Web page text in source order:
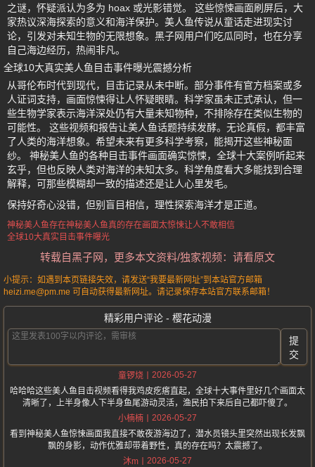
之谜，怀疑派认为多为 hoax 或光影错觉。 这些惊悚画面刷屏后，大
家热议深海探索的意义和海洋保护。美人鱼传说从童话走进现实讨
论，引发对未知生物的无限想象。黑子网用户们吃瓜同时，也在分享
自己海边经历，热闹非凡。
全球10大真实美人鱼目击事件曝光震撼分析
从哥伦布时代到现代，目击记录从未中断。部分事件有官方档案或多
人证词支持，画面惊悚得让人怀疑眼睛。科学家虽未正式承认，但一
些生物学家表示海洋深处仍有大量未知物种，不排除存在类似生物的
可能性。 这些视频和报告让美人鱼话题持续发酵。无论真假，都丰富
了人类的海洋想象。希望未来有更多科学考察，能揭开这些神秘面
纱。 神秘美人鱼的各种目击事件画面确实惊悚，全球十大案例听起来
玄乎，但也反映人类对海洋的未知太多。科学角度看大多能找到合理
解释，可那些模糊却一致的描述还是让人心里发毛。
保持好奇心没错，但别盲目相信，理性探索海洋才是正道。
神秘美人鱼存在神秘美人鱼真的存在画面太惊悚让人不敢相信
全球10大真实目击事件曝光
转载自黑子网，更多本文资料/独家视频：请看原文
小提示：如遇到本页链接失效，请发送“我要最新网址”到本站官方邮箱
heizi.me@pm.me 可自动获得最新网址。请记录保存本站官方联系邮箱！
精彩用户评论 - 樱花动漫
提
交
童锣烧
2026-05-27
哈哈哈这些美人鱼目击视频看得我鸡皮疙瘩直起，全球十大事件里好几个画面太
清晰了，上半身像人下半身鱼尾游动灵活，渔民拍下来后自己都吓傻了。
小楠楠
2026-05-27
看到神秘美人鱼惊悚画面我直接不敢夜游海边了，潜水员镜头里突然出现长发飘
飘的身影，动作优雅却带着野性，真的存在吗？太震撼了。
沐m
2026-05-27